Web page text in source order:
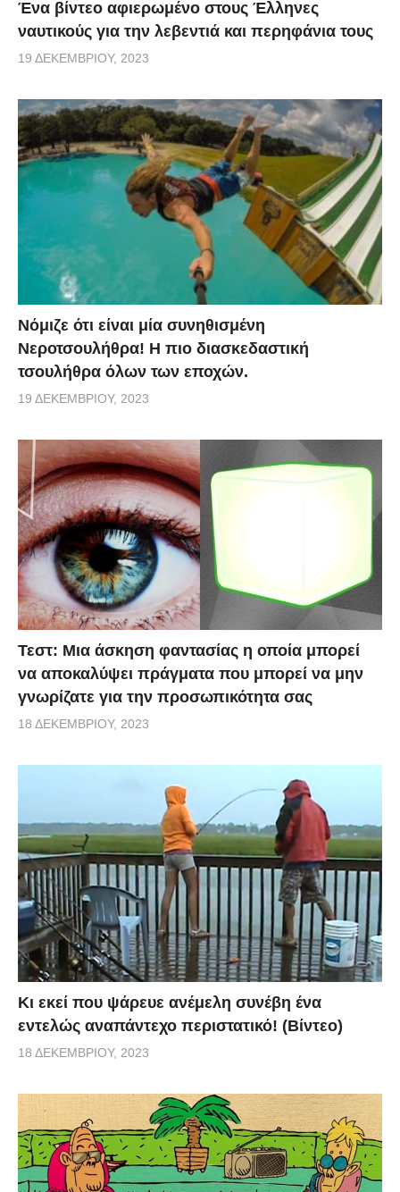
Ένα βίντεο αφιερωμένο στους Έλληνες
ναυτικούς για την λεβεντιά και περηφάνια τους
19 ΔΕΚΕΜΒΡΊΟΥ, 2023
Νόμιζε ότι είναι μία συνηθισμένη
Νεροτσουλήθρα! Η πιο διασκεδαστική
τσουλήθρα όλων των εποχών.
19 ΔΕΚΕΜΒΡΊΟΥ, 2023
Τεστ: Μια άσκηση φαντασίας η οποία μπορεί
να αποκαλύψει πράγματα που μπορεί να μην
γνωρίζατε για την προσωπικότητα σας
18 ΔΕΚΕΜΒΡΊΟΥ, 2023
Κι εκεί που ψάρευε ανέμελη συνέβη ένα
εντελώς αναπάντεχο περιστατικό! (Βίντεο)
18 ΔΕΚΕΜΒΡΊΟΥ, 2023